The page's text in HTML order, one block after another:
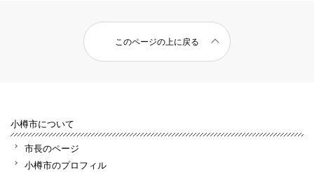
このページの上に戻る
小樽市について
市長のページ
小樽市のプロフィル